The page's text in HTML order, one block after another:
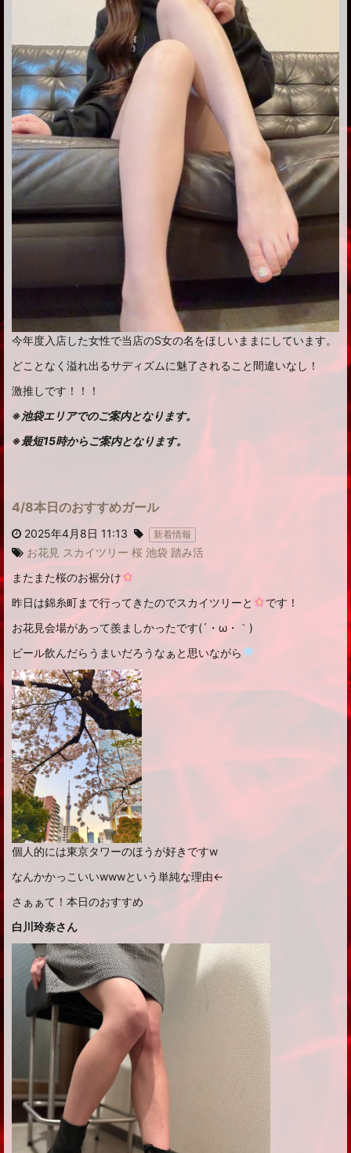
今年度入店した女性で当店のS女の名をほしいままにしています。
どことなく溢れ出るサディズムに魅了されること間違いなし！
激推しです！！！
※池袋エリアでのご案内となります。
※最短15時からご案内となります。
4/8本日のおすすめガール
2025年4月8日 11:13 新着情報
お花見 スカイツリー 桜 池袋 踏み活
またまた桜のお裾分け
昨日は錦糸町まで行ってきたのでスカイツリーと
です！
お花見会場があって羨ましかったです(´・ω・｀)
ビール飲んだらうまいだろうなぁと思いながら
個人的には東京タワーのほうが好きですw
なんかかっこいいwwwという単純な理由←
さぁぁて！本日のおすすめ
白川玲奈さん